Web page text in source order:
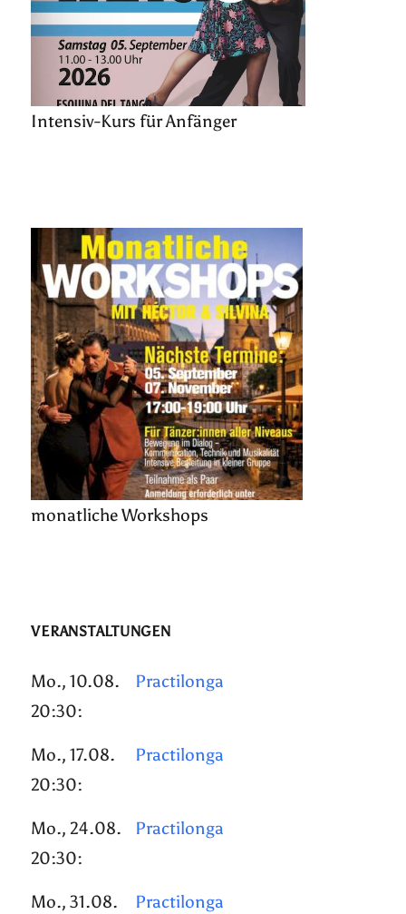
Intensiv-Kurs für Anfänger
monatliche Workshops
VERANSTALTUNGEN
Mo., 10.08.
20:30:
Practilonga
Mo., 17.08.
20:30:
Practilonga
Mo., 24.08.
20:30:
Practilonga
Mo., 31.08. Practilonga